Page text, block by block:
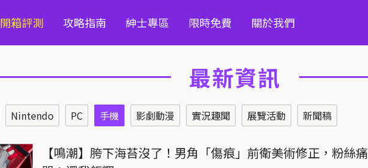
開箱評測 攻略指南 紳士專區 限時免費 關於我們
最新資訊
Nintendo PC 手機 影劇動漫 實況趣聞 展覽活動 新聞稿
【鳴潮】胯下海苔沒了！男角「傷痕」前衛美術修正，粉絲痛